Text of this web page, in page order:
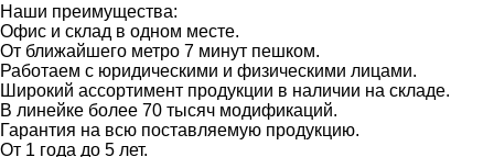
Наши преимущества:
Офис и склад в одном месте.
От ближайшего метро 7 минут пешком.
Работаем с юридическими и физическими лицами.
Широкий ассортимент продукции в наличии на складе.
В линейке более 70 тысяч модификаций.
Гарантия на всю поставляемую продукцию.
От 1 года до 5 лет.